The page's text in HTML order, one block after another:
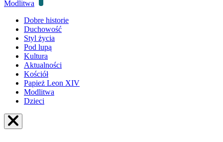
Modlitwa
Dobre historie
Duchowość
Styl życia
Pod lupą
Kultura
Aktualności
Kościół
Papież Leon XIV
Modlitwa
Dzieci